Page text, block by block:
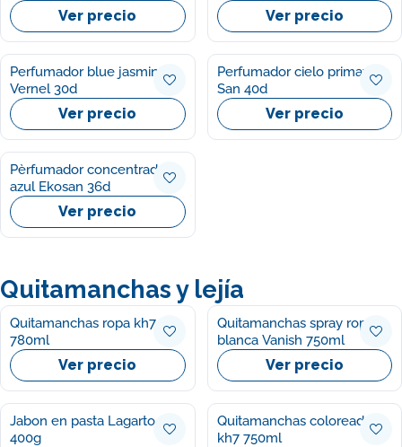
Ver precio Ver precio
Perfumador blue jasmine
Vernel 30d
Ver precio
Perfumador cielo primavera
San 40d
Ver precio
Pèrfumador concentrado
azul Ekosan 36d
Ver precio
Quitamanchas y lejía
Quitamanchas ropa kh7
780ml
Ver precio
Quitamanchas spray ropa
blanca Vanish 750ml
Ver precio
Jabon en pasta Lagarto
400g
Quitamanchas coloreadas
kh7 750ml